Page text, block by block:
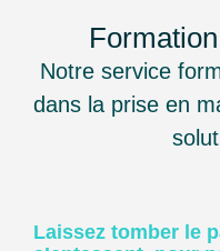
Notre service
dans la prise en
Laissez tomber le